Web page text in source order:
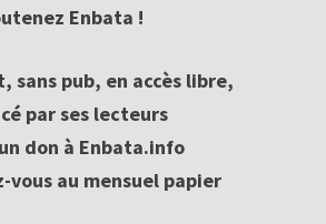
Enbata !
sans pub, en accès libre,
par ses lecteurs
don à Enbata.info
vous au mensuel papier